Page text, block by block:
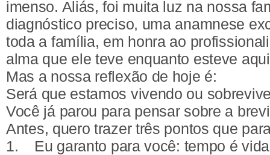
imenso. Aliás, foi muita luz na nossa
diagnóstico preciso, uma anamnese
toda a família, em honra ao
alma que ele teve enquanto esteve
Mas a nossa reflexão de hoje é:
Será que estamos vivendo ou
Você já parou para pensar sobre a
Antes, quero trazer três pontos que
1. Eu garanto para você: tempo é